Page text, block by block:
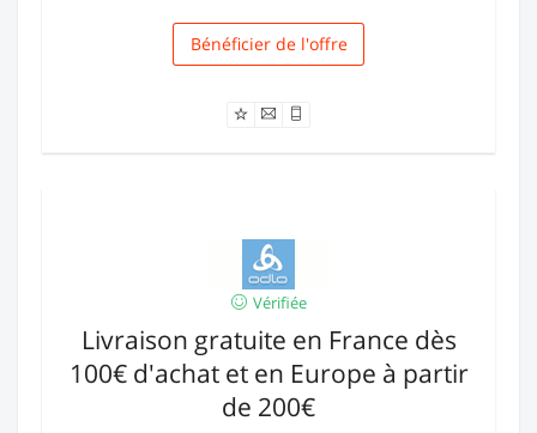
Livraison
Bénéficier de l'offre
Vérifiée
Livraison gratuite en France dès
100€ d'achat et en Europe à partir
de 200€